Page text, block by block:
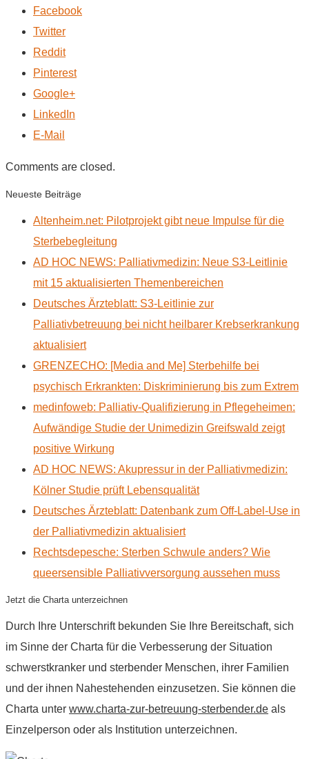
Facebook
Twitter
Reddit
Pinterest
Google+
LinkedIn
E-Mail
Comments are closed.
Neueste Beiträge
Altenheim.net: Pilotprojekt gibt neue Impulse für die
Sterbebegleitung
AD HOC NEWS: Palliativmedizin: Neue S3-Leitlinie
mit 15 aktualisierten Themenbereichen
Deutsches Ärzteblatt: S3-Leitlinie zur
Palliativbetreuung bei nicht heilbarer Krebserkrankung
aktualisiert
GRENZECHO: [Media and Me] Sterbehilfe bei
psychisch Erkrankten: Diskriminierung bis zum Extrem
medinfoweb: Palliativ-Qualifizierung in Pflegeheimen:
Aufwändige Studie der Unimedizin Greifswald zeigt
positive Wirkung
AD HOC NEWS: Akupressur in der Palliativmedizin:
Kölner Studie prüft Lebensqualität
Deutsches Ärzteblatt: Datenbank zum Off-Label-Use in
der Palliativmedizin aktualisiert
Rechtsdepesche: Sterben Schwule anders? Wie
queersensible Palliativversorgung aussehen muss
Jetzt die Charta unterzeichnen
Durch Ihre Unterschrift bekunden Sie Ihre Bereitschaft, sich
im Sinne der Charta für die Verbesserung der Situation
schwerstkranker und sterbender Menschen, ihrer Familien
und der ihnen Nahestehenden einzusetzen. Sie können die
Charta unter www.charta-zur-betreuung-sterbender.de als
Einzelperson oder als Institution unterzeichnen.